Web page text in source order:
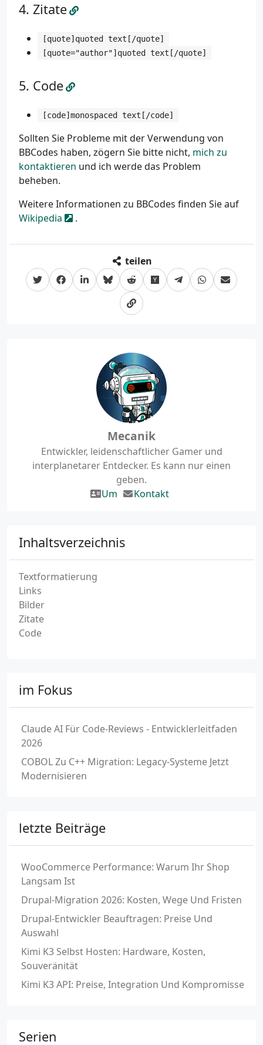
Zitate
[quote]quoted text[/quote]
[quote="author"]quoted text[/quote]
Code
[code]monospaced text[/code]
Sollten Sie Probleme mit der Verwendung von
BBCodes haben, zögern Sie bitte nicht, mich zu
kontaktieren und ich werde das Problem
beheben.
Weitere Informationen zu BBCodes finden Sie auf
Wikipedia
.
teilen
Mecanik
Entwickler, leidenschaftlicher Gamer und
interplanetarer Entdecker. Es kann nur einen
geben.
Um
Kontakt
Inhaltsverzeichnis
Textformatierung
Links
Bilder
Zitate
Code
im Fokus
Claude AI Für Code-Reviews - Entwicklerleitfaden
2026
COBOL Zu C++ Migration: Legacy-Systeme Jetzt
Modernisieren
letzte Beiträge
WooCommerce Performance: Warum Ihr Shop
Langsam Ist
Drupal-Migration 2026: Kosten, Wege Und Fristen
Drupal-Entwickler Beauftragen: Preise Und
Auswahl
Kimi K3 Selbst Hosten: Hardware, Kosten,
Souveränität
Kimi K3 API: Preise, Integration Und Kompromisse
Serien